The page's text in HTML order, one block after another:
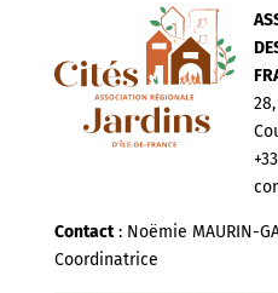
Contact: Noëmie MAURIN-
Coordinatrice